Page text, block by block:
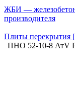
ЖБИ —
производителя
Плиты
ПНО 52-10-8 АтV